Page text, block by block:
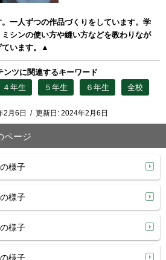
一人ずつの作品づくりをしています。学
シンの使い方や縫い方などを教わりなが
ています。▲
ンツに関連するキーワード
４年生 ５年生 ６年生 全校
2月6日 / 更新日: 2024年2月6日
ページ
様子
様子
様子
様子